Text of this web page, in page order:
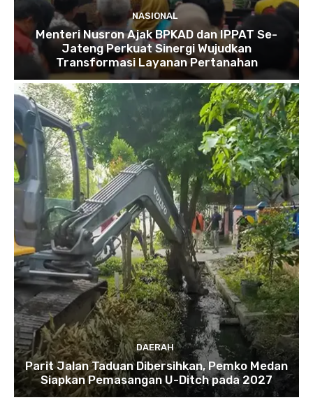
NASIONAL
Menteri Nusron Ajak BPKAD dan IPPAT Se-
Jateng Perkuat Sinergi Wujudkan
Transformasi Layanan Pertanahan
DAERAH
Parit Jalan Taduan Dibersihkan, Pemko Medan
Siapkan Pemasangan U-Ditch pada 2027